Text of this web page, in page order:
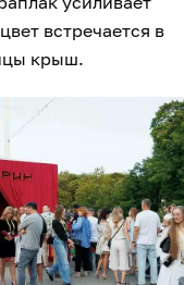
встречается в
крыш.